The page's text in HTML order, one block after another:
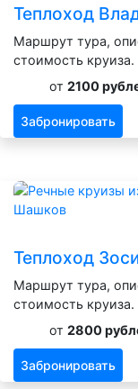
Теплоход
Маршрут тура,
стоимость круиза.
от 2100
Забронировать
Теплоход
Маршрут тура,
стоимость круиза.
от 2800
Забронировать